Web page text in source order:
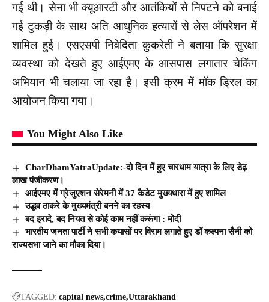
गई थी। सेना भी क्यूआरटी और आतंकियों से निपटने को बनाई
गई टुकड़ी के साथ अति आधुनिक हत्यारों से लेस ऑपरेशन में
शामिल हुई। एसएसपी निवेदिता कुकरेती ने बताया कि सुरक्षा
व्यवस्था को देखते हुए आईएमए के आसपास लगातार चेकिंग
अभियान भी चलाया जा रहा है। इसी क्रम में मॉक ड्रिल का
आयोजन किया गया।
You Might Also Like
CharDhamYatraUpdate:-दो दिन में हुए चारधाम यात्रा के लिए डेढ़
लाख पंजीकरण।
आईएमए में ग्रेजुएशन सेरेमनी में 37 कैडेट मुख्यधारा में हुए शामिल
उद्धव ठाकरे के मुख्यमंत्री बनने का रहस्य
बद इरादे, बद नियत से कोई काम नहीं करूंगा : मोदी
भारतीय जनता पार्टी ने सभी कयासों पर विराम लगाते हुए डॉ कल्पना सैनी को
राज्यसभा जाने का मौका दिया।
TAGGED: capital news crime Uttarakhand